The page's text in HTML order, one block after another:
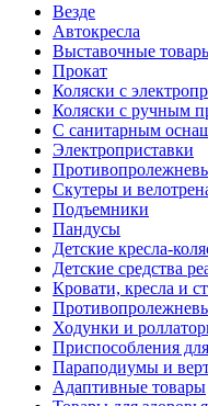
Везде
Автокресла
Выставочные
Прокат
Коляски с
Коляски с ручным
С санитарным
Электроприставки
Скутеры и
Подъемники
Пандусы
Детские кресла-
Детские средства
Кровати, кресла и
Ходунки и
Приспособления
Параподиумы и
Адаптивные товары